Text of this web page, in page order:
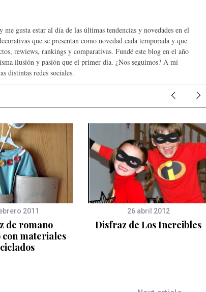
gusta estar al día de las últimas tendencias y novedades en el
que se presentan como novedad cada temporada y que
rewiews, rankings y comparativas. Fundé este blog en el año
ilusión y pasión que el primer día. ¿Nos seguimos? A mí
distintas redes sociales.
2011
de romano
materiales
26 abril 2012
Disfraz de Los Increibles